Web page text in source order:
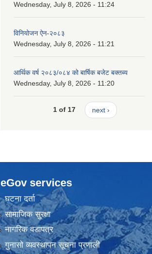
Wednesday, July 8, 2026 - 11:24
विनियोजन ऐन-२०८३
Wednesday, July 8, 2026 - 11:21
आर्थिक वर्ष २०८३/०८४ को बार्षिक बजेट बक्तब्य
Wednesday, July 8, 2026 - 11:20
1 of 17 next ›
eGov services
घटना दर्ता
सामाजिक सुरक्षा
नागरिक वडापत्र
गुनासो व्यवस्थापन सूचना प्रणाली